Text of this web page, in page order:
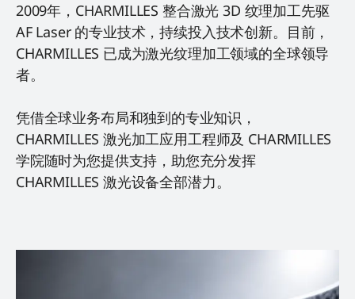
2009年，CHARMILLES 整合激光 3D 纹理加工先驱
AF Laser 的专业技术，持续投入技术创新。目前，
CHARMILLES 已成为激光纹理加工领域的全球领导
者。
凭借全球业务布局和独到的专业知识，
CHARMILLES 激光加工应用工程师及 CHARMILLES
学院随时为您提供支持，助您充分发挥
CHARMILLES 激光设备全部潜力。